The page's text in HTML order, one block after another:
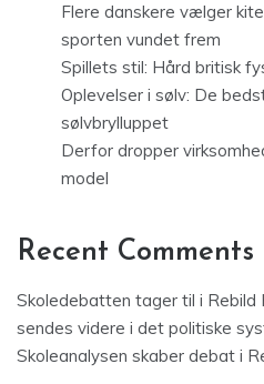
Flere danskere vælger
sporten vundet frem
Spillets stil: Hård britisk
Oplevelser i sølv: De
sølvbrylluppet
Derfor dropper
model
Recent Comments
Skoledebatten tager til i Rebild
sendes videre i det politiske
Skoleanalysen skaber debat i